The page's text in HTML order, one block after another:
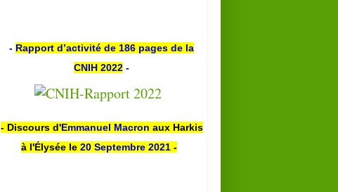
- Rapport d’activité de 186 pages de la
CNIH 2022 -
- Discours d'Emmanuel Macron aux Harkis
à l'Élysée le 20 Septembre 2021 -